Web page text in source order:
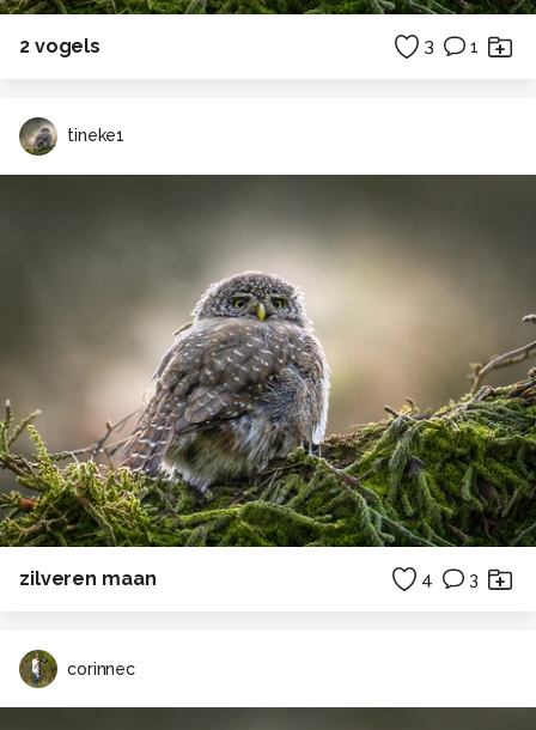
2 vogels 3 1
tineke1
zilveren maan 4 3
corinnec